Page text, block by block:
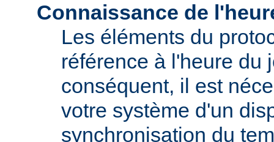
Connaissance de
Les éléments du
référence à l'heure du
conséquent, il est
votre système d'un
synchronisation du